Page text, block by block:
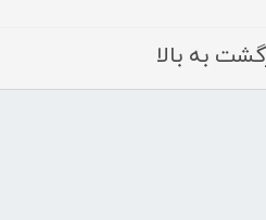
به بالا